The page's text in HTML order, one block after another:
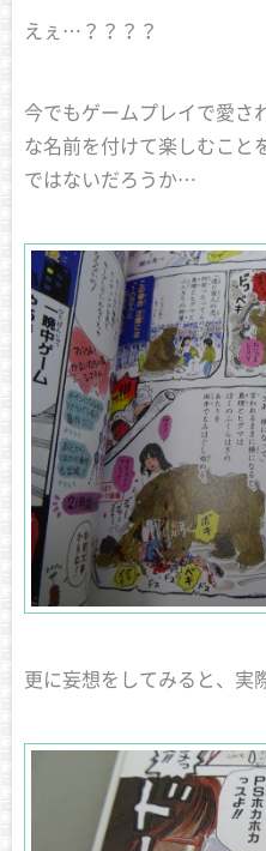
えぇ…？？？？
今でもゲームプレイで愛さ
な名前を付けて楽しむこと
ではないだろうか…
更に妄想をしてみると、実